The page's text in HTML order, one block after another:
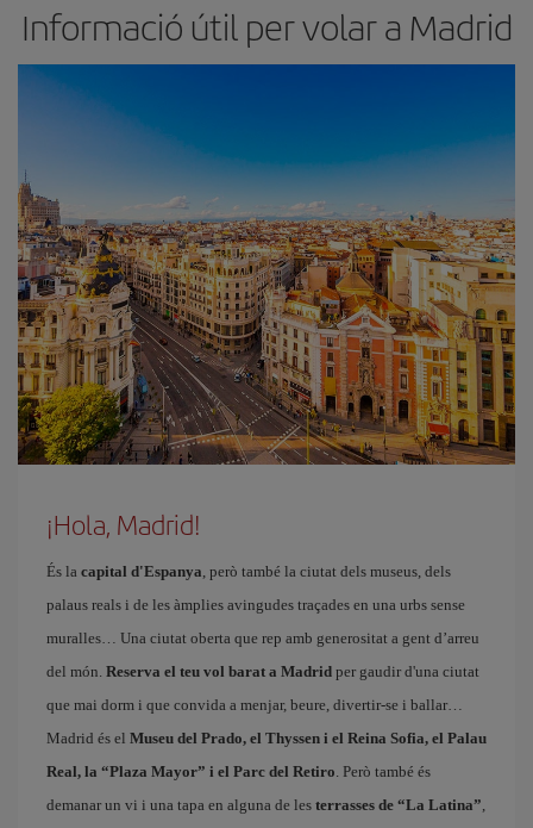
Informació útil per volar a Madrid
¡Hola, Madrid!
És la capital d'Espanya, però també la ciutat dels museus, dels
palaus reals i de les àmplies avingudes traçades en una urbs sense
muralles… Una ciutat oberta que rep amb generositat a gent d’arreu
del món. Reserva el teu vol barat a Madrid per gaudir d'una ciutat
que mai dorm i que convida a menjar, beure, divertir-se i ballar
Madrid és el Museu del Prado, el Thyssen i el Reina Sofia, el Palau
Real, la “Plaza Mayor” i el Parc del Retiro. Però també és
demanar un vi i una tapa en alguna de les terrasses de “La Latina”,